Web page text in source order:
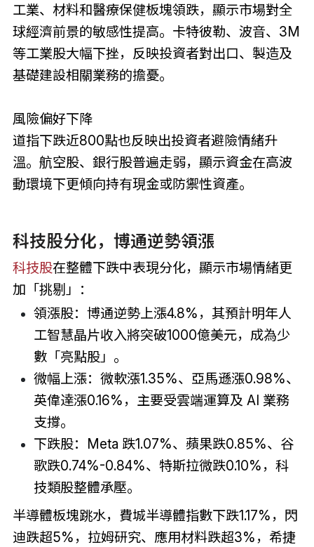
工業、材料和醫療保健板塊領跌，顯示市場對全
球經濟前景的敏感性提高。卡特彼勒、波音、3M
等工業股大幅下挫，反映投資者對出口、製造及
基礎建設相關業務的擔憂。
風險偏好下降
道指下跌近800點也反映出投資者避險情緒升
溫。航空股、銀行股普遍走弱，顯示資金在高波
動環境下更傾向持有現金或防禦性資產。
科技股分化，博通逆勢領漲
科技股在整體下跌中表現分化，顯示市場情緒更
加「挑剔」：
領漲股：博通逆勢上漲4.8%，其預計明年人
工智慧晶片收入將突破1000億美元，成為少
數「亮點股」。
微幅上漲：微軟漲1.35%、亞馬遜漲0.98%、
英偉達漲0.16%，主要受雲端運算及 AI 業務
支撐。
下跌股：Meta 跌1.07%、蘋果跌0.85%、谷
歌跌0.74%-0.84%、特斯拉微跌0.10%，科
技類股整體承壓。
半導體板塊跳水，費城半導體指數下跌1.17%，閃
迪跌超5%，拉姆研究、應用材料跌超3%，希捷